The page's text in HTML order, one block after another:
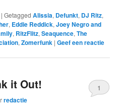
|Getagged Alissia, Defunkt, DJ Ritz,
, Eddie Reddick,Joey Negro and
, RitzFlitz,Seaquence,The
,Zomerfunk |Geef een reactie
it Out!
redactie
1